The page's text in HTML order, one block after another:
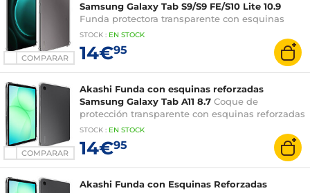
COMPARAR
Samsung Galaxy Tab S9/S9 FE/S10 Lite 10.9
Funda protectora transparente con esquinas
reforzadas para Samsung Galaxy Tab S9/S9
FE/S10 Lite 10,9"
STOCK : EN STOCK
14€95
COMPARAR
Akashi Funda con esquinas reforzadas
Samsung Galaxy Tab A11 8.7 Coque de
protección transparente con esquinas reforzadas
para Samsung Galaxy Tab A11 8.7
STOCK : EN STOCK
14€95
Akashi Funda con Esquinas Reforzadas